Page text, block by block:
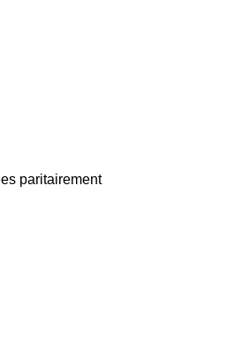
paritairement